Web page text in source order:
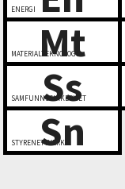
ENERGI
Mt
MATERIALTEKNOLOGI
Ss
SAMFUNNSSIKKERHET
Sn
STYRENETTVERK